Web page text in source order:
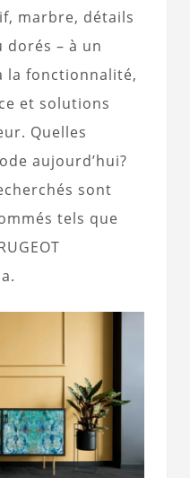
marbre, détails
dorés – à un
la fonctionnalité,
et solutions
Quelles
aujourd’hui?
sont
tels que